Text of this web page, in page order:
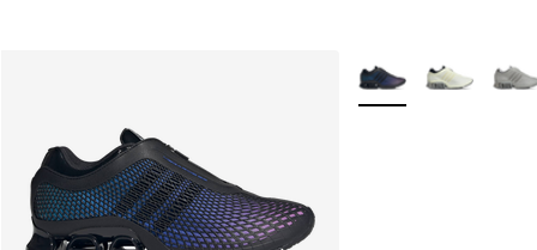
Meer kleuren